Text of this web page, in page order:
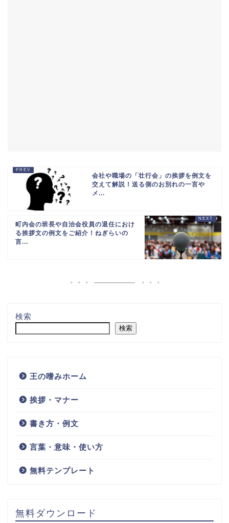
会社や職場の「壮行会」の挨拶を例文を
交えて解説！送る側のお別れの一言や
メ...
町内会の班長や自治会役員の退任におけ
る挨拶文の例文をご紹介！ねぎらいの
言...
検索
検索
王の嗜みホーム
挨拶・マナー
書き方・例文
言葉・意味・使い方
無料テンプレート
無料ダウンロード